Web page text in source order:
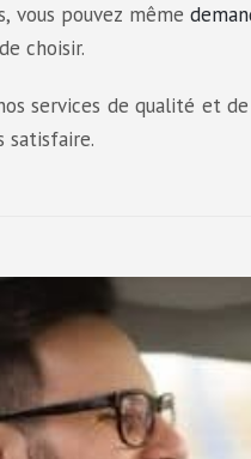
vous pouvez même
choisir.
services de qualité et
satisfaire.